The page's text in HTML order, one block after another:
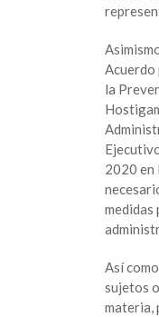
Acuerdo
la
2020 en
medidas
Así
sujetos
materia,